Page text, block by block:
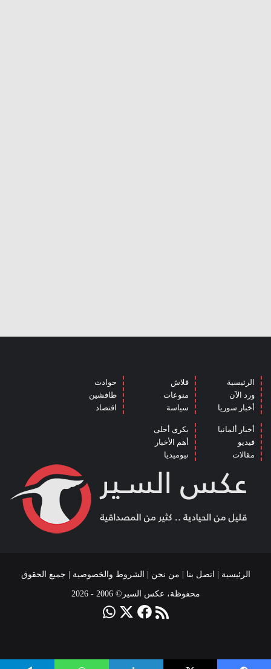
الرئيسية
ورد الآن
أخبار سوريا
فلاش
منوعات
سياسة
حوادث
طافشين
اقتصاد
أخبار ألمانيا
فيديو
مقالات
بكرى أحلى
أهم الأخبار
نيوميديا
الرئيسية اتصل بنا من نحن الشروط والخصوصية | جميع الحقوق
محفوظة، عكس السير© 2006 - 2026